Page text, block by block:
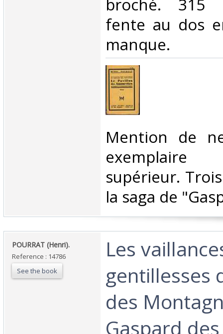
broché. 315
fente au dos
manque. ‎
‎Mention de
supérieur.
la saga de
‎POURRAT (Henri).‎
Reference : 14786
See the book
‎Les
gentillesses
des
Gaspard des